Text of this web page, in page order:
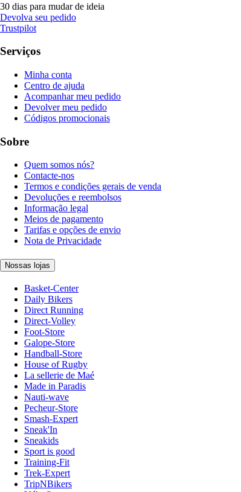
30 dias para mudar de ideia
Devolva seu pedido
Trustpilot
Serviços
Minha conta
Centro de ajuda
Acompanhar meu pedido
Devolver meu pedido
Códigos promocionais
Sobre
Quem somos nós?
Contacte-nos
Termos e condições gerais de venda
Devoluções e reembolsos
Informação legal
Meios de pagamento
Tarifas e opções de envio
Nota de Privacidade
Nossas lojas
Basket-Center
Daily Bikers
Direct Running
Direct-Volley
Foot-Store
Galope-Store
Handball-Store
House of Rugby
La sellerie de Maé
Made in Paradis
Nauti-wave
Pecheur-Store
Smash-Expert
Sneak'In
Sneakids
Sport is good
Training-Fit
Trek-Expert
TripNBikers